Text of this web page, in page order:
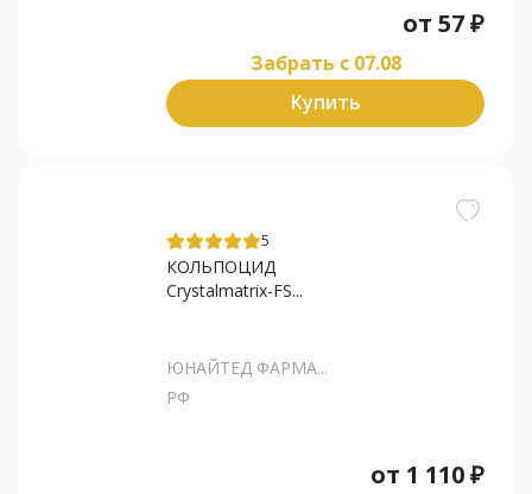
от 57₽
Забрать c 07.08
Купить
5
КОЛЬПОЦИД
Crystalmatrix-FS...
ЮНАЙТЕД ФАРМА...
РФ
от 1 110₽